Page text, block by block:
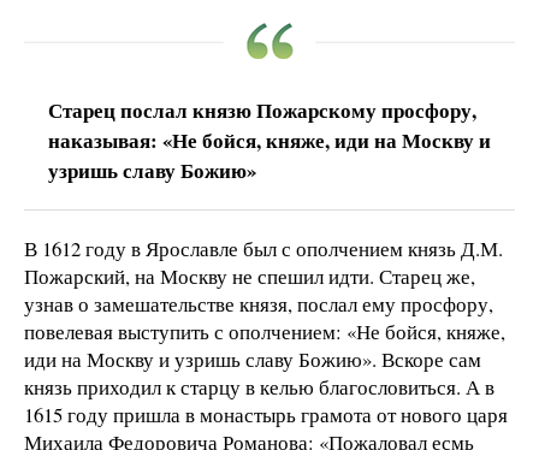
Старец послал князю Пожарскому просфору,
наказывая: «Не бойся, княже, иди на Москву и
узришь славу Божию»
В 1612 году в Ярославле был с ополчением князь Д.М.
Пожарский, на Москву не спешил идти. Старец же,
узнав о замешательстве князя, послал ему просфору,
повелевая выступить с ополчением: «Не бойся, княже,
иди на Москву и узришь славу Божию». Вскоре сам
князь приходил к старцу в келью благословиться. А в
1615 году пришла в монастырь грамота от нового царя
Михаила Федоровича Романова: «Пожаловал есмь